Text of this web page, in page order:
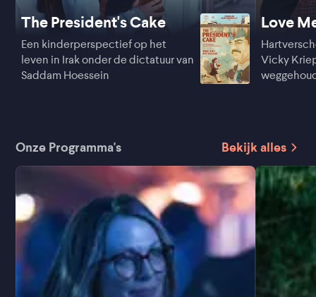
The President's Cake
Een kinderperspectief op het
leven in Irak onder de dictatuur van
Saddam Hoessein
Love
Vicky
Onze Programma's Bekijk alles